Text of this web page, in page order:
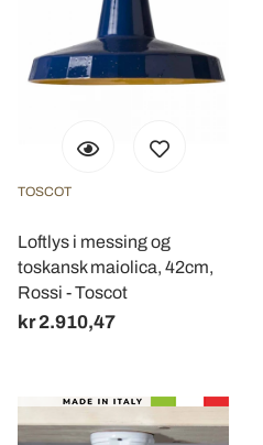
TOSCOT
Loftlys i messing og
toskansk maiolica, 42cm,
Rossi - Toscot
kr 2.910,47